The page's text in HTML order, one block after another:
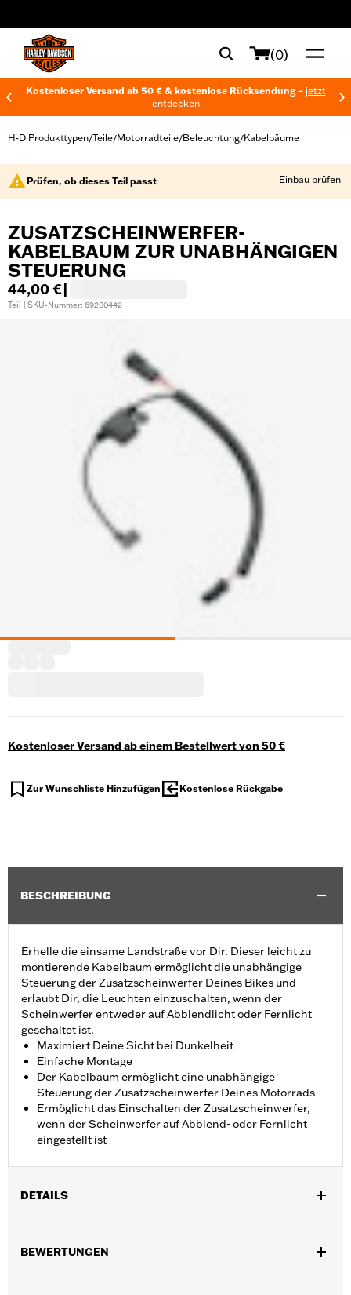
(0)
Kostenloser Versand ab 50 € & kostenlose Rücksendung – jetzt
entdecken
H-D Produkttypen/Teile/Motorradteile/Beleuchtung/Kabelbäume
Prüfen, ob dieses Teil passt Einbau prüfen
ZUSATZSCHEINWERFER-
KABELBAUM ZUR UNABHÄNGIGEN
STEUERUNG
44,00 €
Teil | SKU-Nummer: 69200442
Kostenloser Versand ab einem Bestellwert von 50 €
Zur Wunschliste Hinzufügen Kostenlose Rückgabe
BESCHREIBUNG
Erhelle die einsame Landstraße vor Dir. Dieser leicht zu
montierende Kabelbaum ermöglicht die unabhängige
Steuerung der Zusatzscheinwerfer Deines Bikes und
erlaubt Dir, die Leuchten einzuschalten, wenn der
Scheinwerfer entweder auf Abblendlicht oder Fernlicht
geschaltet ist.
Maximiert Deine Sicht bei Dunkelheit
Einfache Montage
Der Kabelbaum ermöglicht eine unabhängige
Steuerung der Zusatzscheinwerfer Deines Motorrads
Ermöglicht das Einschalten der Zusatzscheinwerfer,
wenn der Scheinwerfer auf Abblend- oder Fernlicht
eingestellt ist
DETAILS
Zusatzscheinwerfern.
BEWERTUNGEN